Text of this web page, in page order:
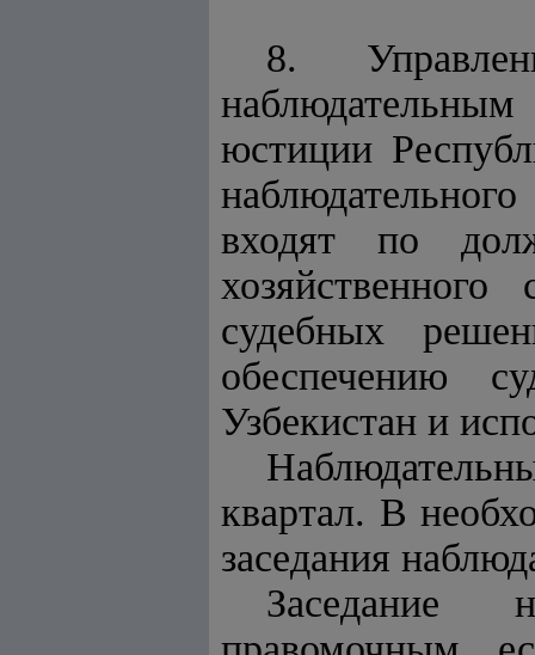
8.
юстиции
входят по
судебных
обеспечению
Узбекистан и
квартал. В
заседания
Заседание